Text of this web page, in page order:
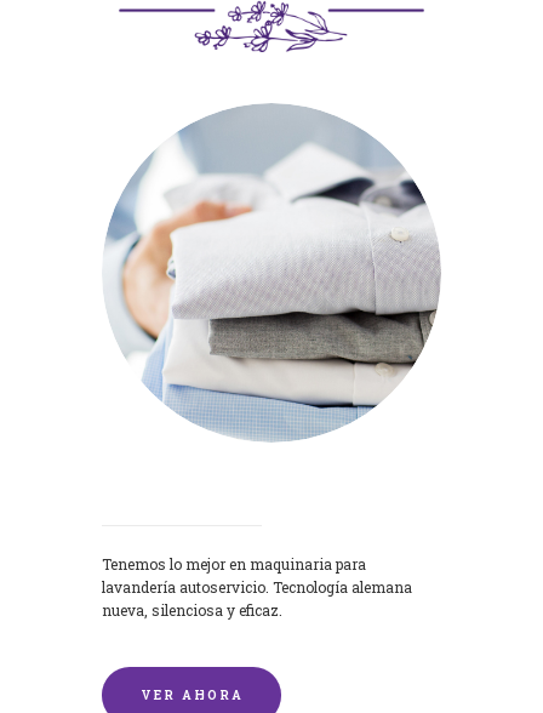
Tenemos lo mejor en maquinaria para
lavandería autoservicio. Tecnología alemana
nueva, silenciosa y eficaz.
VER AHORA